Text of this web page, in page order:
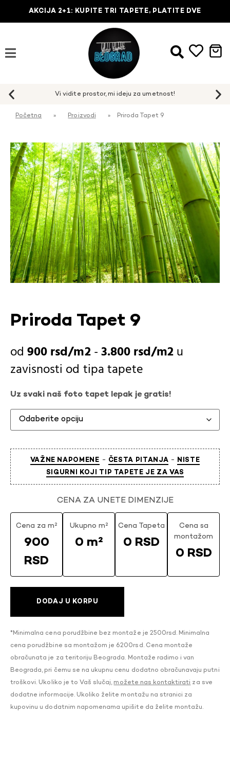
AKCIJA 2+1: KUPITE TRI TAPETE, PLATITE DVE
Početna » Proizvodi » Priroda Tapet 9
Priroda Tapet 9
900rsd -3.800rsd
u
zavisnosti od tipa tapete
Uz svaki naš foto tapet lepak je gratis!
VAŽNE NAPOMENE - ČESTA PITANJA -
NISTE
SIGURNI KOJI TIP TAPETE JE ZA VAS
CENA ZA UNETE DIMENZIJE
Cena za m²
900
RSD
Ukupno m²
0 m²
Cena Tapeta
0 RSD
Cena sa
montažom
0 RSD
DODAJ U KORPU
*Minimalna cena porudžbine bez montaže je 2500rsd. Minimalna
cena porudžbine sa montažom je 6200rsd. Cena montaže
obračunata je za teritoriju Beograda. Montaže radimo i van
Beograda, pri čemu se na ukupnu cenu dodatno obračunavaju putni
troškovi. Ukoliko je to Vaš slučaj, možete nas kontaktirati za sve
dodatne informacije. Ukoliko želite montažu na stranici za
kupovinu u dodatnim napomenama upišite da želite montažu.